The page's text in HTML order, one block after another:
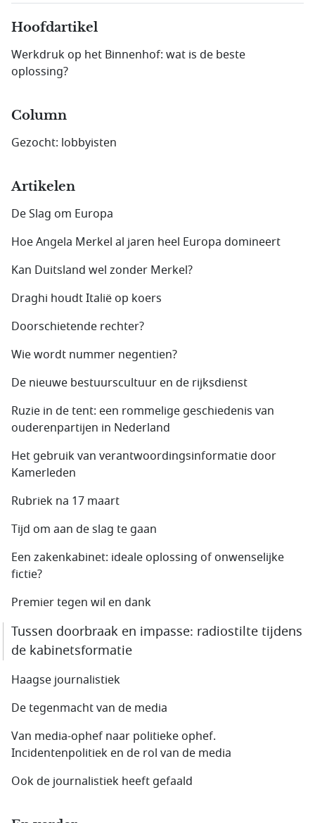
Hoofdartikel
Werkdruk op het Binnenhof: wat is de beste
oplossing?
Column
Gezocht: lobbyisten
Artikelen
De Slag om Europa
Hoe Angela Merkel al jaren heel Europa domineert
Kan Duitsland wel zonder Merkel?
Draghi houdt Italië op koers
Doorschietende rechter?
Wie wordt nummer negentien?
De nieuwe bestuurscultuur en de rijksdienst
Ruzie in de tent: een rommelige geschiedenis van
ouderenpartijen in Nederland
Het gebruik van verantwoordingsinformatie door
Kamerleden
Rubriek na 17 maart
Tijd om aan de slag te gaan
Een zakenkabinet: ideale oplossing of onwenselijke
fictie?
Premier tegen wil en dank
Tussen doorbraak en impasse: radiostilte tijdens
de kabinetsformatie
Haagse journalistiek
De tegenmacht van de media
Van media-ophef naar politieke ophef.
Incidentenpolitiek en de rol van de media
Ook de journalistiek heeft gefaald